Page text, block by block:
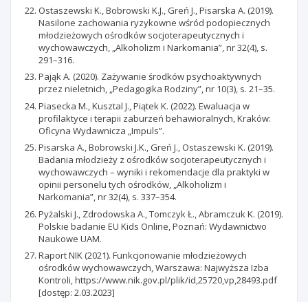
Ostaszewski K., Bobrowski K.J., Greń J., Pisarska A. (2019).
Nasilone zachowania ryzykowne wśród podopiecznych
młodzieżowych ośrodków socjoterapeutycznych i
wychowawczych, „Alkoholizm i Narkomania”, nr 32(4), s.
291–316.
Pająk A. (2020). Zażywanie środków psychoaktywnych
przez nieletnich, „Pedagogika Rodziny”, nr 10(3), s. 21–35.
Piasecka M., Kusztal J., Piątek K. (2022). Ewaluacja w
profilaktyce i terapii zaburzeń behawioralnych, Kraków:
Oficyna Wydawnicza „Impuls”.
Pisarska A., Bobrowski J.K., Greń J., Ostaszewski K. (2019).
Badania młodzieży z ośrodków socjoterapeutycznych i
wychowawczych – wyniki i rekomendacje dla praktyki w
opinii personelu tych ośrodków, „Alkoholizm i
Narkomania”, nr 32(4), s. 337–354.
Pyżalski J., Zdrodowska A., Tomczyk Ł., Abramczuk K. (2019).
Polskie badanie EU Kids Online, Poznań: Wydawnictwo
Naukowe UAM.
Raport NIK (2021). Funkcjonowanie młodzieżowych
ośrodków wychowawczych, Warszawa: Najwyższa Izba
Kontroli, https://www.nik.gov.pl/plik/id,25720,vp,28493.pdf
[dostęp: 2.03.2023]